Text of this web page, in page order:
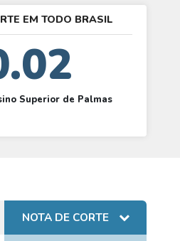
EM TODO BRASIL
Superior de Palmas
NOTA DE CORTE